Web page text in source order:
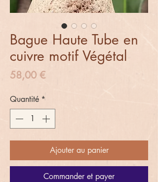
Bague Haute Tube en
cuivre motif Végétal
58,00 €Prix
Quantité *
Ajouter au panier
Commander et payer